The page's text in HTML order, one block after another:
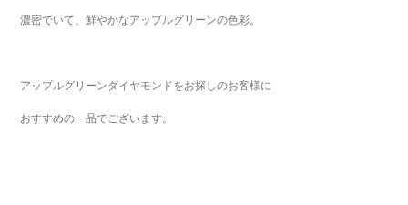
濃密でいて、鮮やかなアップルグリーンの色彩。
アップルグリーンダイヤモンドをお探しのお客様に
おすすめの一品でございます。